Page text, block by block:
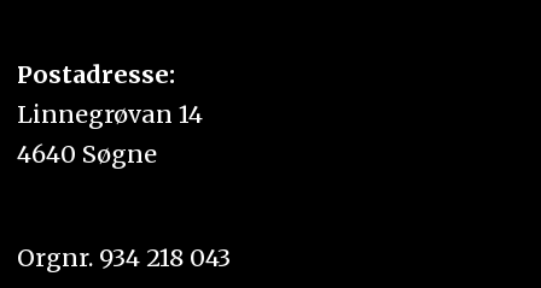
Postadresse:
Linnegrøvan 14
4640 Søgne
Orgnr. 934 218 043